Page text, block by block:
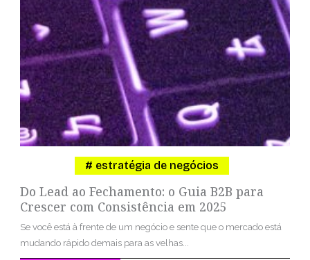
Do Lead ao Fechamento: o Guia B2B para
Crescer com Consistência em 2025
estratégia de negócios
Se você está à frente de um negócio e sente que o mercado está
mudando rápido demais para as velhas...